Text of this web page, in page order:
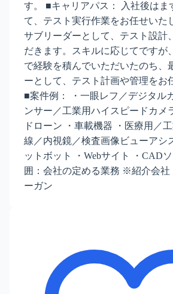
す。 ■キャリアパス： 入社後はま
て、テスト実行作業をお任せいた
サブリーダーとして、テスト設計
だきます。スキルに応じてですが
で経験を積んでいただいたのち、
ーとして、テスト計画や管理をお
■案件例： ・一眼レフ／デジタル
ンサー／工業用ハイスピードカメ
ドローン ・車載機器 ・医療用／
線／内視鏡／検査画像ビューアシ
ットボット ・Webサイト ・CAD
囲：会社の定める業務 ※紹介会社
ーガン